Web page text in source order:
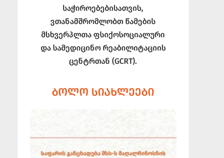
საჭიროებებისათვის,
ვთანამშრომლობთ წამების
მსხვერპლთა ფსიქოსოციალური
და სამედიცინო რეაბილიტაციის
ცენტრთან (GCRT).
ᲑᲝᲚᲝ ᲡᲘᲐᲮᲚᲔᲔᲑᲘ